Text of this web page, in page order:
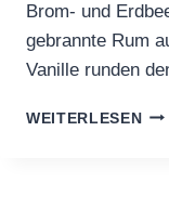
Brom- und
gebrannte Rum
Vanille runden
WEITERLESEN